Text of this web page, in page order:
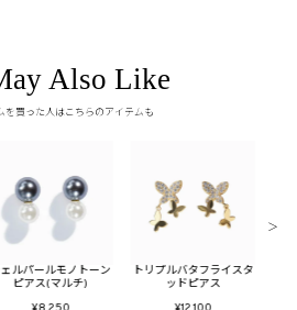
Also Like
を買った人はこちらのアイテムも
ルパールモノトーン
ピアス(マルチ)
トリプルバタフライスタ
ッドピアス
＞